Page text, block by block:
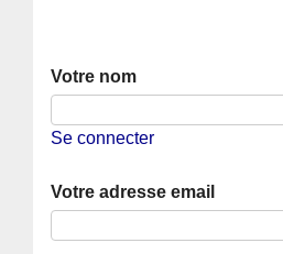
Votre nom
Se connecter
Votre adresse email